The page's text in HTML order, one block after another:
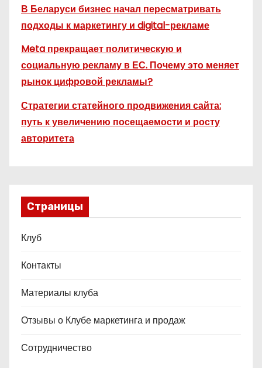
В Беларуси бизнес начал пересматривать
подходы к маркетингу и digital-рекламе
Meta прекращает политическую и
социальную рекламу в ЕС. Почему это меняет
рынок цифровой рекламы?
Стратегии статейного продвижения сайта:
путь к увеличению посещаемости и росту
авторитета
Страницы
Клуб
Контакты
Материалы клуба
Отзывы о Клубе маркетинга и продаж
Сотрудничество